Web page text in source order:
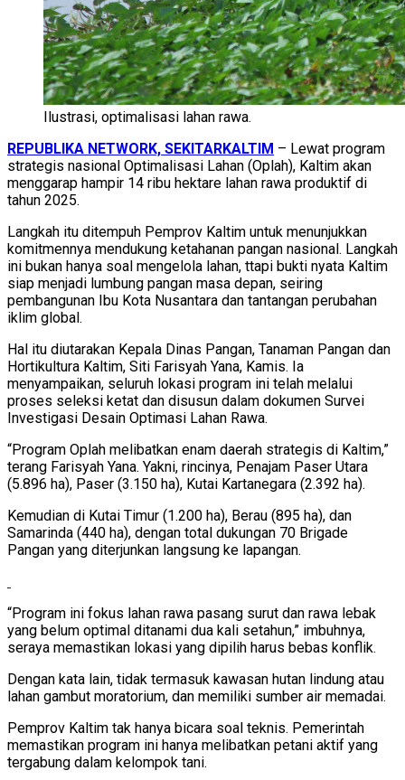
Ilustrasi, optimalisasi lahan rawa.
REPUBLIKA NETWORK, SEKITARKALTIM – Lewat program
strategis nasional Optimalisasi Lahan (Oplah), Kaltim akan
menggarap hampir 14 ribu hektare lahan rawa produktif di
tahun 2025.
Langkah itu ditempuh Pemprov Kaltim untuk menunjukkan
komitmennya mendukung ketahanan pangan nasional. Langkah
ini bukan hanya soal mengelola lahan, ttapi bukti nyata Kaltim
siap menjadi lumbung pangan masa depan, seiring
pembangunan Ibu Kota Nusantara dan tantangan perubahan
iklim global.
Hal itu diutarakan Kepala Dinas Pangan, Tanaman Pangan dan
Hortikultura Kaltim, Siti Farisyah Yana, Kamis. Ia
menyampaikan, seluruh lokasi program ini telah melalui
proses seleksi ketat dan disusun dalam dokumen Survei
Investigasi Desain Optimasi Lahan Rawa.
“Program Oplah melibatkan enam daerah strategis di Kaltim,”
terang Farisyah Yana. Yakni, rincinya, Penajam Paser Utara
(5.896 ha), Paser (3.150 ha), Kutai Kartanegara (2.392 ha).
Kemudian di Kutai Timur (1.200 ha), Berau (895 ha), dan
Samarinda (440 ha), dengan total dukungan 70 Brigade
Pangan yang diterjunkan langsung ke lapangan.
“Program ini fokus lahan rawa pasang surut dan rawa lebak
yang belum optimal ditanami dua kali setahun,” imbuhnya,
seraya memastikan lokasi yang dipilih harus bebas konflik.
Dengan kata lain, tidak termasuk kawasan hutan lindung atau
lahan gambut moratorium, dan memiliki sumber air memadai.
Pemprov Kaltim tak hanya bicara soal teknis. Pemerintah
memastikan program ini hanya melibatkan petani aktif yang
tergabung dalam kelompok tani.